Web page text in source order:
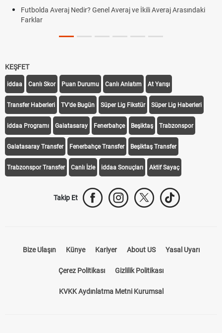
Futbolda Averaj Nedir? Genel Averaj ve İkili Averaj Arasındaki
Farklar
KEŞFET
iddaa Canlı Skor Puan Durumu Canlı Anlatım At Yarışı
Transfer Haberleri TV'de Bugün Süper Lig Fikstür Süper Lig Haberleri
iddaa Programı Galatasaray Fenerbahçe Beşiktaş Trabzonspor
Galatasaray Transfer Fenerbahçe Transfer Beşiktaş Transfer
Trabzonspor Transfer Canlı İzle iddaa Sonuçları Aktif Sayaç
Takip Et
Bize Ulaşın Künye Kariyer About US Yasal Uyarı
Çerez Politikası Gizlilik Politikası
KVKK Aydınlatma Metni Kurumsal